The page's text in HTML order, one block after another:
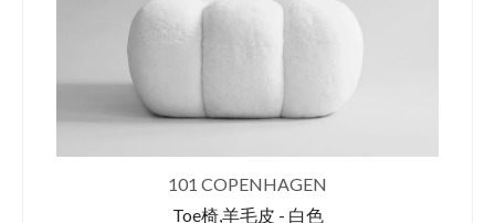
101 COPENHAGEN
Toe椅,羊毛皮 - 白色